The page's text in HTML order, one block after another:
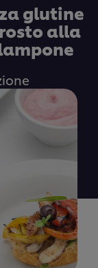
glutine
alla